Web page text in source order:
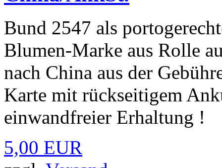
Bund 2547 als
Blumen-Marke aus Rolle
nach China aus der
Karte mit rückseitigem
einwandfreier Erhaltung !
5,00 EUR